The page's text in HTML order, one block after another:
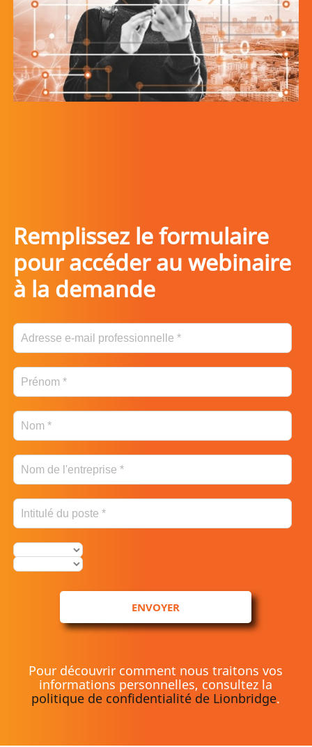
Remplissez le formulaire
pour accéder au webinaire
à la demande
ENVOYER
Pour découvrir comment nous traitons vos
informations personnelles, consultez la
politique de confidentialité de Lionbridge.